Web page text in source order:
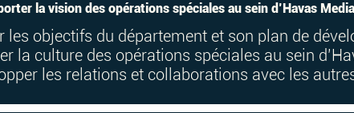
la vision des opérations spéciales au sein d’Havas
les objectifs du département et son plan de
la culture des opérations spéciales au sein
les relations et collaborations avec les